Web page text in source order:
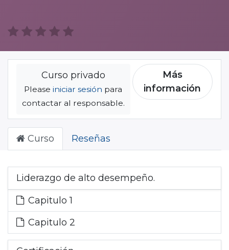
Curso privado
Pleaseiniciar sesión para
contactar al responsable.
Más
información
Curso Reseñas
Liderazgo de alto desempeño.
Capitulo 1
Capitulo 2